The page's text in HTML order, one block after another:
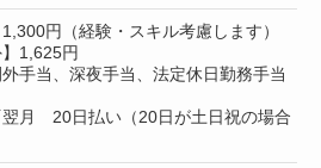
1,300円（経験・スキル考慮します）
】1,625円
手当、深夜手当、法定休日勤務手当
翌月 20日払い（20日が土日祝の場合